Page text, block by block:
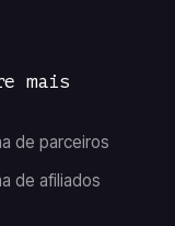
mais
de parceiros
de afiliados